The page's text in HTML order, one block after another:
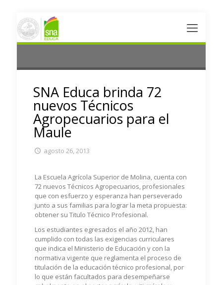
SNA Educa brinda 72
nuevos Técnicos
Agropecuarios para el
Maule
agosto 26, 2013
La Escuela Agrícola Superior de Molina, cuenta con
72 nuevos Técnicos Agropecuarios, profesionales
que con esfuerzo y esperanza han perseverado
junto a sus familias para lograr la meta propuesta:
obtener su Titulo Técnico Profesional.
Los estudiantes egresados el año 2012, han
cumplido con todas las exigencias curriculares
que indica el Ministerio de Educación y con la
normativa vigente que reglamenta el proceso de
titulación de la educación técnico profesional, por
lo que están facultados para desempeñarse